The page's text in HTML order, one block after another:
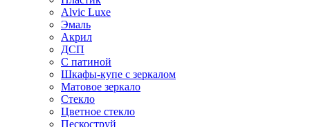
Alvic Luxe
Эмаль
Акрил
ДСП
С патиной
Шкафы-купе с зеркалом
Матовое зеркало
Стекло
Цветное стекло
Пескоструй